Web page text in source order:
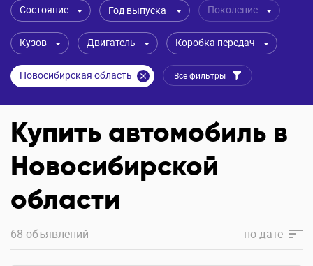
Состояние Год выпуска Поколение
Кузов Двигатель Коробка передач
Новосибирская область Все фильтры
Купить автомобиль в
Новосибирской
области
68 объявлений подате